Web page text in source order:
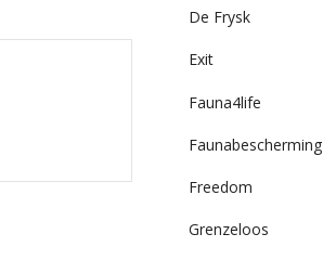
De Frysk
Exit
Fauna4life
Faunabescherming
Freedom
Grenzeloos